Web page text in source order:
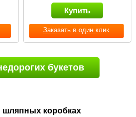
Заказать в один клик
Купить
букетов
шляпных коробках